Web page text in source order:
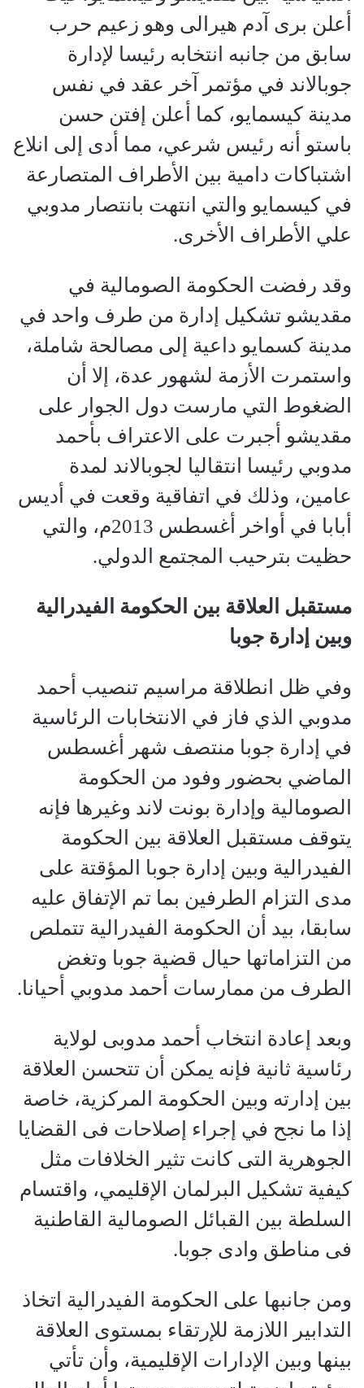
أعلن برى آدم هيرالى وهو زعيم حرب
سابق من جانبه انتخابه رئيسا لإدارة
جوبالاند في مؤتمر آخر عقد في نفس
مدينة كيسمايو، كما أعلن إفتن حسن
باستو أنه رئيس شرعي، مما أدى إلى انلاع
اشتباكات دامية بين الأطراف المتصارعة
في كيسمايو والتي انتهت بانتصار مدوبي
علي الأطراف الأخرى.
وقد رفضت الحكومة الصومالية في
مقديشو تشكيل إدارة من طرف واحد في
مدينة كسمايو داعية إلى مصالحة شاملة،
واستمرت الأزمة لشهور عدة، إلا أن
الضغوط التي مارست دول الجوار على
مقديشو أجبرت على الاعتراف بأحمد
مدوبي رئيسا انتقاليا لجوبالاند لمدة
عامين، وذلك في اتفاقية وقعت في أديس
أبابا في أواخر أغسطس 2013م، والتي
حظيت بترحيب المجتمع الدولي.
مستقبل العلاقة بين الحكومة الفيدرالية
وبين إدارة جوبا
وفي ظل انطلاقة مراسيم تنصيب أحمد
مدوبي الذي فاز في الانتخابات الرئاسية
في إدارة جوبا منتصف شهر أغسطس
الماضي بحضور وفود من الحكومة
الصومالية وإدارة بونت لاند وغيرها فإنه
يتوقف مستقبل العلاقة بين الحكومة
الفيدرالية وبين إدارة جوبا المؤقتة على
مدى التزام الطرفين بما تم الإتفاق عليه
سابقا، بيد أن الحكومة الفيدرالية تتملص
من التزاماتها حيال قضية جوبا وتغض
الطرف من ممارسات أحمد مدوبي أحيانا.
وبعد إعادة انتخاب أحمد مدوبى لولاية
رئاسية ثانية فإنه يمكن أن تتحسن العلاقة
بين إدارته وبين الحكومة المركزية، خاصة
إذا ما نجح في إجراء إصلاحات فى القضايا
الجوهرية التى كانت تثير الخلافات مثل
كيفية تشكيل البرلمان الإقليمي، واقتسام
السلطة بين القبائل الصومالية القاطنية
فى مناطق وادى جوبا.
ومن جانبها على الحكومة الفيدرالية اتخاذ
التدابير اللازمة للإرتقاء بمستوى العلاقة
بينها وبين الإدارات الإقليمية، وأن تأتي